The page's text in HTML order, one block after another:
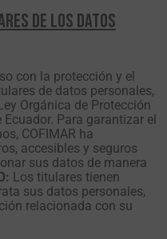
DE LOS DATOS
con la protección y el
de datos personales,
Orgánica de Protección
Para garantizar el
COFIMAR ha
accesibles y seguros
sus datos de manera
Los titulares tienen
sus datos personales,
relacionada con su
Para que
nuestra web
funcione lo
mejor posible
durante tu
visita. Si
rechaza estas
cookies,
algunas
funcionalidades